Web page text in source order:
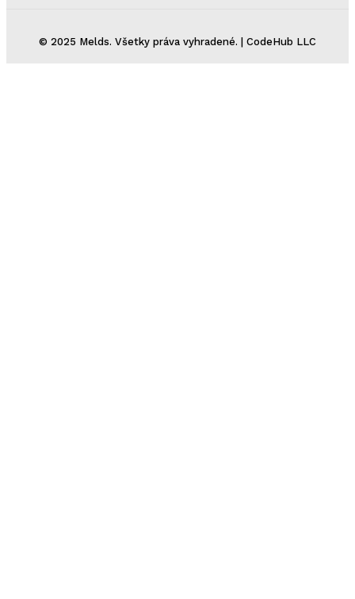
© 2025 Melds. Všetky práva vyhradené. | CodeHub LLC